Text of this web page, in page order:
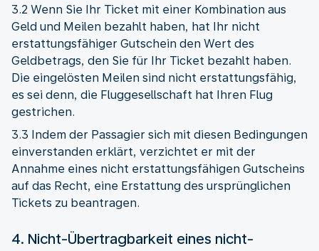
3.2 Wenn Sie Ihr Ticket mit einer Kombination aus
Geld und Meilen bezahlt haben, hat Ihr nicht
erstattungsfähiger Gutschein den Wert des
Geldbetrags, den Sie für Ihr Ticket bezahlt haben.
Die eingelösten Meilen sind nicht erstattungsfähig,
es sei denn, die Fluggesellschaft hat Ihren Flug
gestrichen.
3.3 Indem der Passagier sich mit diesen Bedingungen
einverstanden erklärt, verzichtet er mit der
Annahme eines nicht erstattungsfähigen Gutscheins
auf das Recht, eine Erstattung des ursprünglichen
Tickets zu beantragen.
4. Nicht-Übertragbarkeit eines nicht-